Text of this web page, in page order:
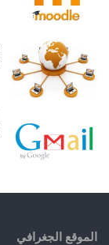
الموقع الجغرافي